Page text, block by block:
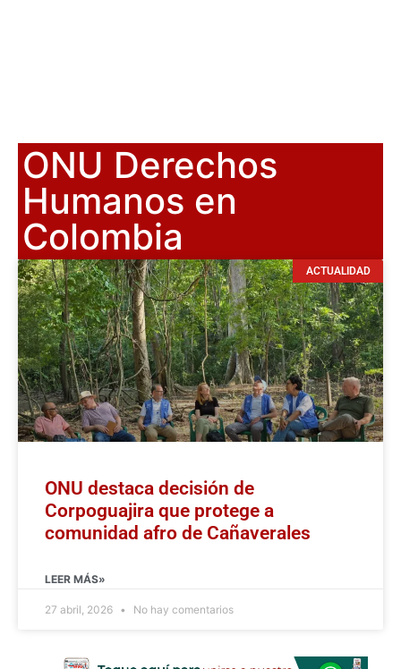
ONU Derechos
Humanos en
Colombia
ACTUALIDAD
ONU destaca decisión de
Corpoguajira que protege a
comunidad afro de Cañaverales
LEER MÁS»
27 abril, 2026 No hay comentarios